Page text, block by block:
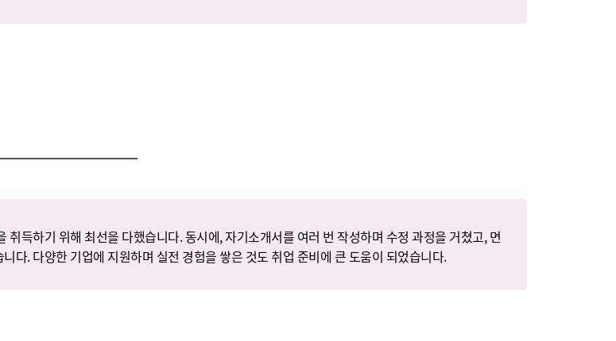
취득하기 위해 최선을 다했습니다. 동시에, 자기소개서를 여러 번 작성하며 수정 과정을 거쳤고, 면
다. 다양한 기업에 지원하며 실전 경험을 쌓은 것도 취업 준비에 큰 도움이 되었습니다.